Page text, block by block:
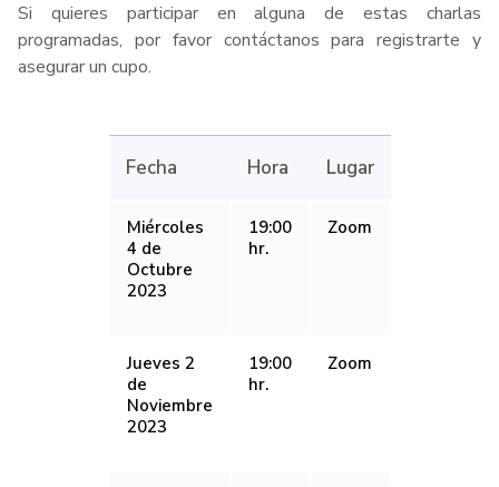
Si quieres participar en alguna de estas charlas
programadas, por favor contáctanos para registrarte y
asegurar un cupo.
Fecha Hora Lugar
Miércoles
4 de
Octubre
2023
19:00
hr.
Zoom
Jueves 2
de
Noviembre
2023
19:00
hr.
Zoom